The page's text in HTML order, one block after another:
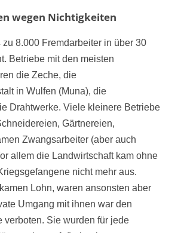
wegen Nichtigkeiten
zu 8.000 Fremdarbeiter in über 30
Betriebe mit den meisten
die Zeche, die
in Wulfen (Muna), die
Drahtwerke. Viele kleinere Betriebe
Gärtnereien,
Zwangsarbeiter (aber auch
allem die Landwirtschaft kam ohne
nicht mehr aus.
Lohn, waren ansonsten aber
Umgang mit ihnen war den
verboten. Sie wurden für jede